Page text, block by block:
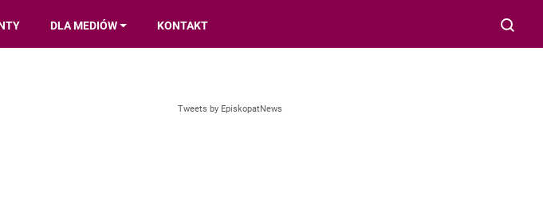
DLA MEDIÓW KONTAKT
Tweets by EpiskopatNews